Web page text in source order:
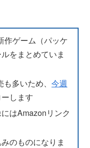
作ゲーム（パッケ
をまとめていま
も多いため、今週
します
はAmazonリンク
のものになりま